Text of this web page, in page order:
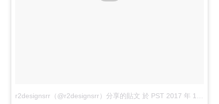
r2designsrr（@r2designsrr）分享的貼文 於 PST 2017 年 12月 月 4 日 下午 7:57